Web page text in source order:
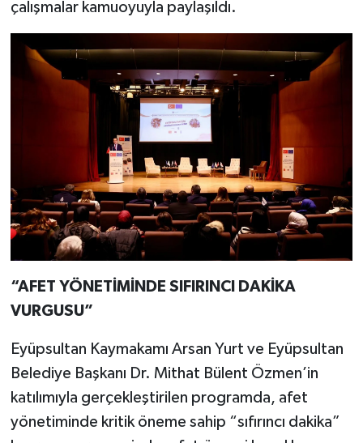
çalışmalar kamuoyuyla paylaşıldı.
“AFET YÖNETİMİNDE SIFIRINCI DAKİKA
VURGUSU”
Eyüpsultan Kaymakamı Arsan Yurt ve Eyüpsultan
Belediye Başkanı Dr. Mithat Bülent Özmen’in
katılımıyla gerçekleştirilen programda, afet
yönetiminde kritik öneme sahip “sıfırıncı dakika”